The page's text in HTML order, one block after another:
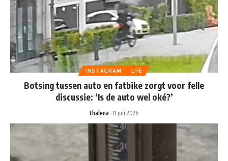
INSTAGRAM LIFE
Botsing tussen auto en fatbike zorgt voor felle
discussie: ‘Is de auto wel oké?’
thalena 31 juli 2026